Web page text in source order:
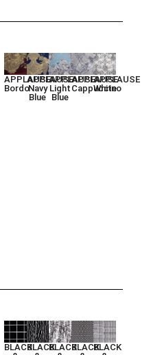
APPLAUSE
Bordo
APPLAUSE
Navy
Blue
APPLAUSE
Light
Blue
APPLAUSE
Cappuccino
APPLAUSE
White
BLACKBLACKBLACKBLACKBLACK